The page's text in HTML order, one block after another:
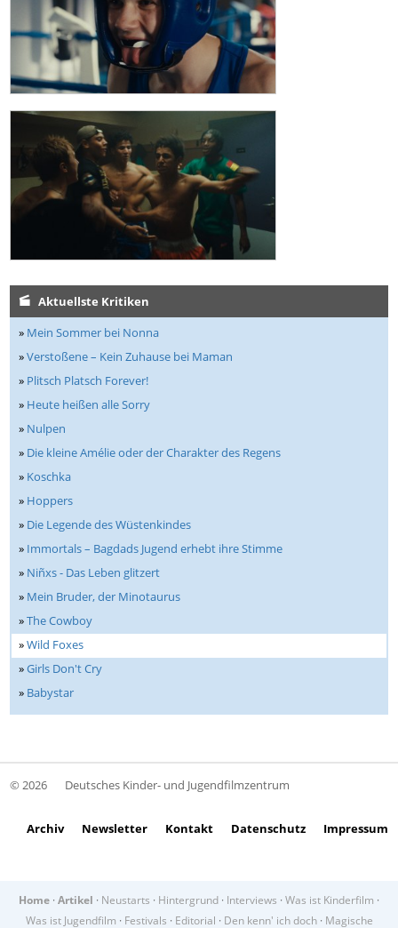
Aktuellste Kritiken
» Mein Sommer bei Nonna
»Verstoßene – Kein Zuhause bei Maman
» Plitsch Platsch Forever!
» Heute heißen alle Sorry
» Nulpen
» Die kleine Amélie oder der Charakter des Regens
» Koschka
» Hoppers
» Die Legende des Wüstenkindes
» Immortals – Bagdads Jugend erhebt ihre Stimme
» Niñxs - Das Leben glitzert
» Mein Bruder, der Minotaurus
»The Cowboy
»Wild Foxes
»Girls Don't Cry
» Babystar
© 2026 Deutsches Kinder- und Jugendfilmzentrum
Archiv Newsletter Kontakt Datenschutz Impressum
Home · Artikel · Neustarts · Hintergrund · Interviews · Was ist Kinderfilm ·
Was ist Jugendfilm · Festivals · Editorial · Den kenn' ich doch· Magische